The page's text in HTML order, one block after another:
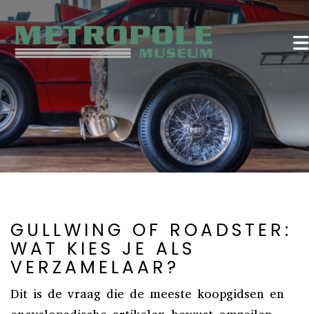
GULLWING OF ROADSTER:
WAT KIES JE ALS
VERZAMELAAR?
Dit is de vraag die de meeste koopgidsen en